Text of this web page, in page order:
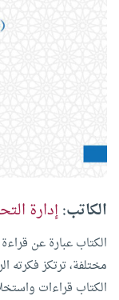
الكاتب:إدارة
الكتاب عبارة عن
مختلفة، ترتكز فكرته
الكتاب قراءات